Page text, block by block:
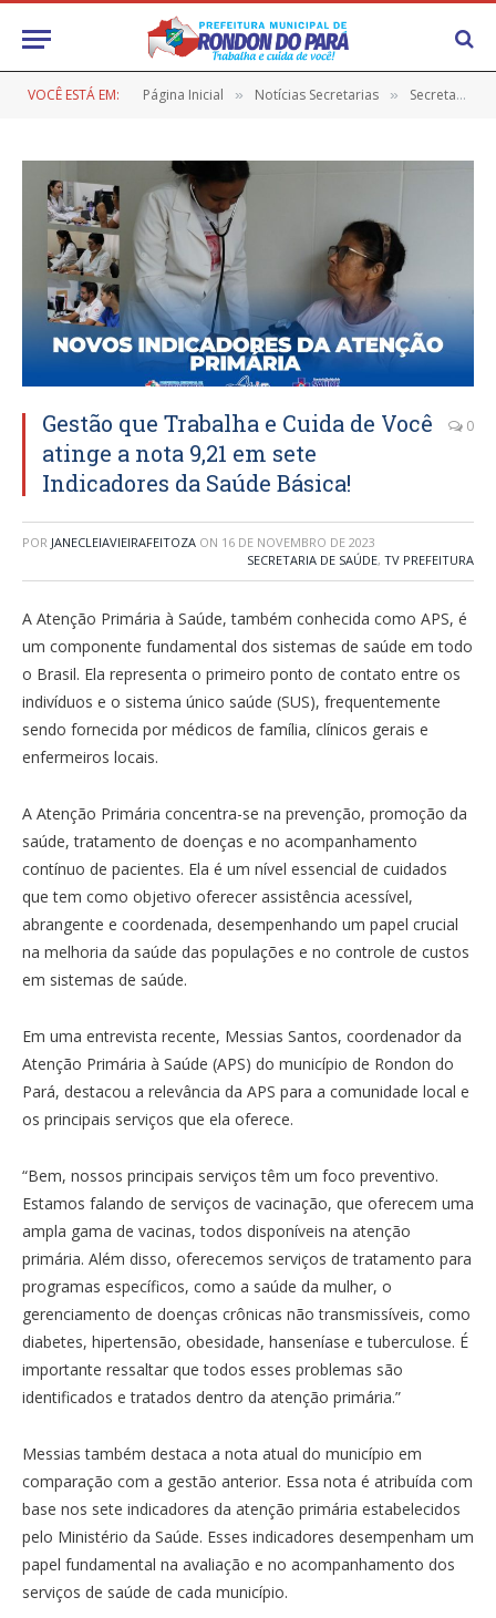
VOCÊ ESTÁ EM: Página Inicial » Notícias Secretarias » Secretaria de Saúde
Gestão que Trabalha e Cuida de Você
atinge a nota 9,21 em sete
Indicadores da Saúde Básica!
0
POR JANECLEIAVIEIRAFEITOZA ON 16 DE NOVEMBRO DE 2023
SECRETARIA DE SAÚDE, TV PREFEITURA
A Atenção Primária à Saúde, também conhecida como APS, é
um componente fundamental dos sistemas de saúde em todo
o Brasil. Ela representa o primeiro ponto de contato entre os
indivíduos e o sistema único saúde (SUS), frequentemente
sendo fornecida por médicos de família, clínicos gerais e
enfermeiros locais.
A Atenção Primária concentra-se na prevenção, promoção da
saúde, tratamento de doenças e no acompanhamento
contínuo de pacientes. Ela é um nível essencial de cuidados
que tem como objetivo oferecer assistência acessível,
abrangente e coordenada, desempenhando um papel crucial
na melhoria da saúde das populações e no controle de custos
em sistemas de saúde.
Em uma entrevista recente, Messias Santos, coordenador da
Atenção Primária à Saúde (APS) do município de Rondon do
Pará, destacou a relevância da APS para a comunidade local e
os principais serviços que ela oferece.
“Bem, nossos principais serviços têm um foco preventivo.
Estamos falando de serviços de vacinação, que oferecem uma
ampla gama de vacinas, todos disponíveis na atenção
primária. Além disso, oferecemos serviços de tratamento para
programas específicos, como a saúde da mulher, o
gerenciamento de doenças crônicas não transmissíveis, como
diabetes, hipertensão, obesidade, hanseníase e tuberculose. É
importante ressaltar que todos esses problemas são
identificados e tratados dentro da atenção primária.”
Messias também destaca a nota atual do município em
comparação com a gestão anterior. Essa nota é atribuída com
base nos sete indicadores da atenção primária estabelecidos
pelo Ministério da Saúde. Esses indicadores desempenham um
papel fundamental na avaliação e no acompanhamento dos
serviços de saúde de cada município.